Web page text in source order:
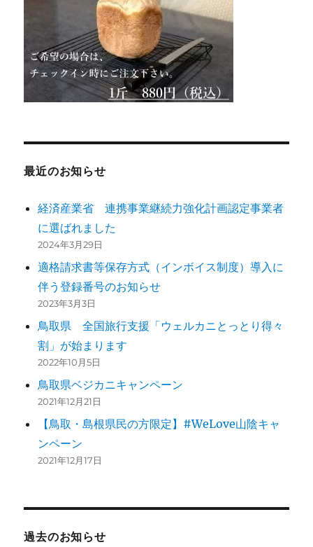
最近のお知らせ
経済産業省 連携事業継続力強化計画認定事業者
に選ばれました
2024年3月29日
適格請求書等保存方式（インボイス制度）導入に
伴う登録番号のお知らせ
2023年3月3日
鳥取県 全国旅行支援「ウェルカニとっとり得々
割」が始まります
2022年10月5日
鳥取県ベジカニキャンペーン
2021年12月21日
【鳥取・島根県民の方限定】#WeLove山陰キャ
ンペーン
2021年12月17日
過去のお知らせ